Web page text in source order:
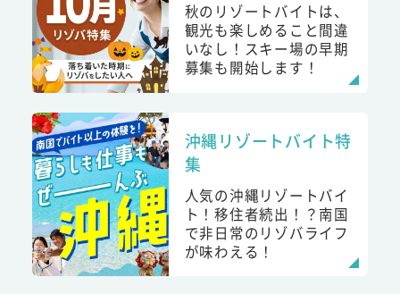
秋のリゾートバイトは、
観光も楽しめること間違
いなし！スキー場の早期
募集も開始します！
沖縄リゾートバイト特
集
人気の沖縄リゾートバイ
ト！移住者続出！？南国
で非日常のリゾバライフ
が味わえる！